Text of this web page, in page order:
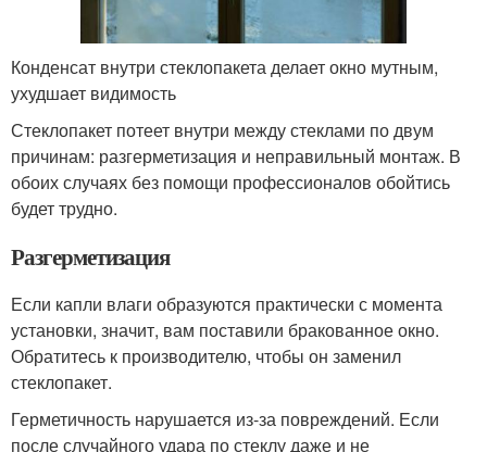
Конденсат внутри стеклопакета делает окно мутным,
ухудшает видимость
Стеклопакет потеет внутри между стеклами по двум
причинам: разгерметизация и неправильный монтаж. В
обоих случаях без помощи профессионалов обойтись
будет трудно.
Разгерметизация
Если капли влаги образуются практически с момента
установки, значит, вам поставили бракованное окно.
Обратитесь к производителю, чтобы он заменил
стеклопакет.
Герметичность нарушается из-за повреждений. Если
после случайного удара по стеклу даже и не